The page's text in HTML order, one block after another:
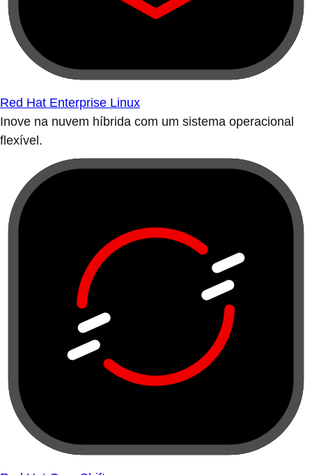
Red Hat Enterprise Linux
Inove na nuvem híbrida com um sistema operacional
flexível.